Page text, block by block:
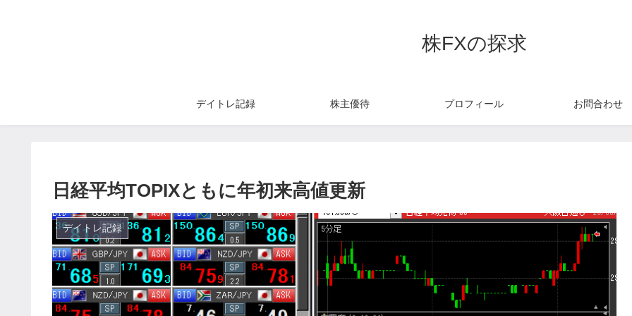
株FXの探求
デイトレ記録 株主優待 プロフィール お問合わせ
日経平均TOPIXともに年初来高値更新
デイトレ記録